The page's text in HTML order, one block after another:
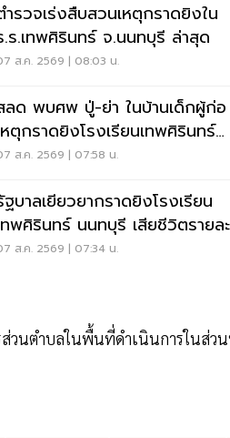
ำรวจเร่งสืบสวนเหตุกราดยิงใน
.ร.เทพศิรินทร์ จ.นนทบุรี ล่าสุด
ส.ค. 2569 | 08:03 น.
ลด พบศพ ปู่-ย่า ในบ้านเด็กผู้ก่อ
หตุกราดยิงโรงเรียนเทพศิรินทร์
นทบุรี
ส.ค. 2569 | 07:58 น.
ฐบาลเยียวยากราดยิงโรงเรียน
ทพศิรินทร์ นนทบุรี เสียชีวิตรายละ
านส.ค. 2569 | 07:34 น.
นตำบลในพื้นที่ดำเนินการในส่วน